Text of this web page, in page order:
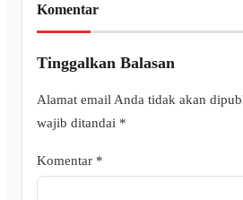
Komentar
Tinggalkan Balasan
Alamat email Anda tidak akan
wajib ditandai *
Komentar *